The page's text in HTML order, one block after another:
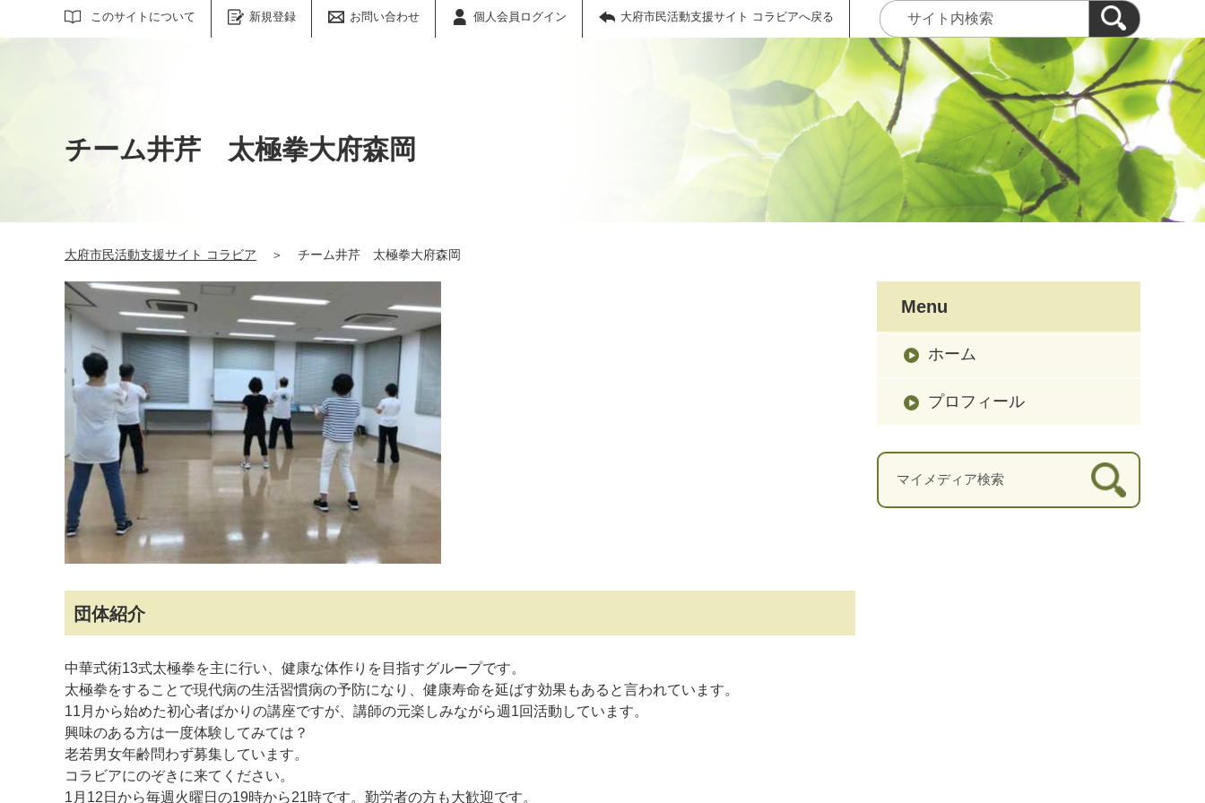
このサイトについて 新規登録 お問い合わせ 個人会員ログイン 大府市民活動支援サイト コラビアへ戻る
サイト内検索
チーム井芹 太極拳大府森岡
大府市民活動支援サイト コラビア ＞ チーム井芹 太極拳大府森岡
団体紹介
中華式術13式太極拳を主に行い、健康な体作りを目指すグループです。
太極拳をすることで現代病の生活習慣病の予防になり、健康寿命を延ばす効果もあると言われています。
11月から始めた初心者ばかりの講座ですが、講師の元楽しみながら週1回活動しています。
興味のある方は一度体験してみては？
老若男女年齢問わず募集しています。
コラビアにのぞきに来てください。
1月12日から毎週火曜日の19時から21時です。勤労者の方も大歓迎です。
Menu
ホーム
プロフィール
マイメディア検索